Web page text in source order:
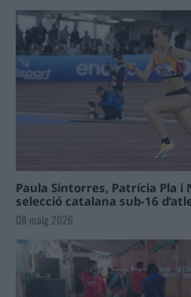
Paula Sintorres, Patrícia Pla i
selecció catalana sub-16
08 maig 2026